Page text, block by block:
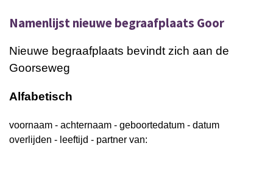
Namenlijst nieuwe begraafplaats Goor
Nieuwe begraafplaats bevindt zich aan de
Goorseweg
Alfabetisch
voornaam - achternaam - geboortedatum - datum
overlijden - leeftijd - partner van: